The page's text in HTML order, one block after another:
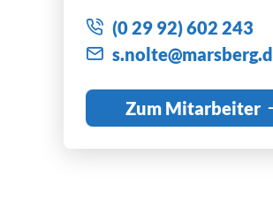
(0 29 92) 602 243
s n lt m rsb rg d
Zum Mitarbeiter